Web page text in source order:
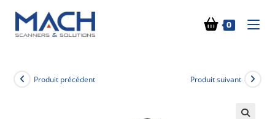
0
Produit précédent Produit suivant